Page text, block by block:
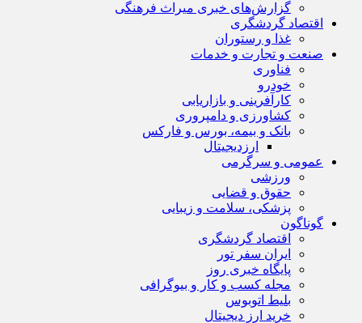
گزارش‌های خبری میراث فرهنگی
اقتصاد گردشگری
غذا و رستوران
صنعت و تجارت و خدمات
فناوری
خودرو
کارآفرینی و بازاریابی
کشاورزی و دامپروری
بانک و بیمه، بورس و فارکس
ارزدیجیتال
عمومی و سرگرمی
ورزشی
حقوق و قضایی
پزشکی، سلامت و زیبایی
گوناگون
اقتصاد گردشگری
ایران سفر تور
پایگاه خبری روز
مجله کسب و کار و بیوگرافی
بلیط اتوبوس
خرید ارز دیجیتال